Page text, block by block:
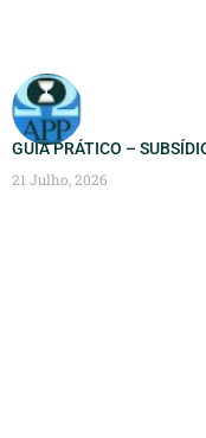
GUIA PRÁTICO –
21 Julho, 2026